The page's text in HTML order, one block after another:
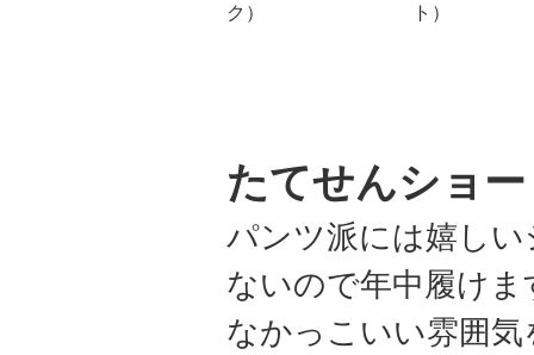
ク）
ト）
たてせんショ
パンツ派には嬉し
ないので年中履け
なかっこいい雰囲